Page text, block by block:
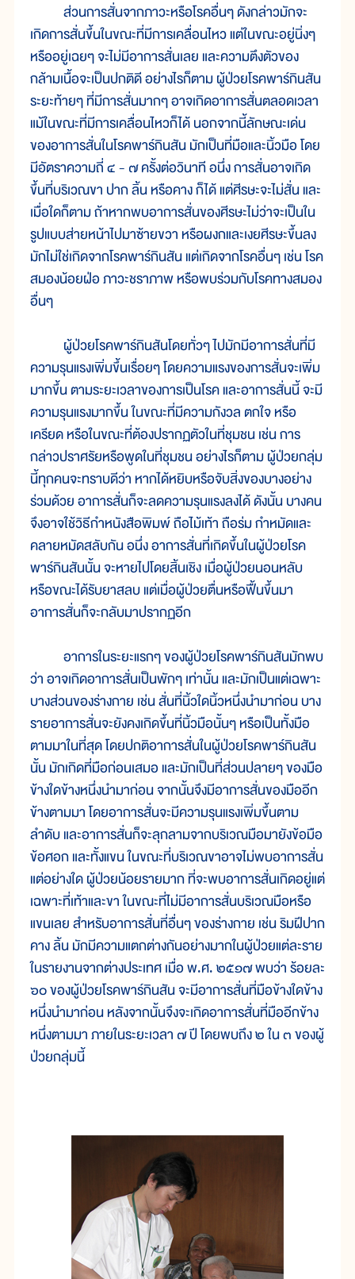
ส่วนการสั่นจากภาวะหรือโรคอื่นๆ ดังกล่าวมักจะ
เกิดการสั่นขึ้นในขณะที่มีการเคลื่อนไหว แต่ในขณะอยู่นิ่งๆ
หรืออยู่เฉยๆ จะไม่มีอาการสั่นเลย และความตึงตัวของ
กล้ามเนื้อจะเป็นปกติดี อย่างไรก็ตาม ผู้ป่วยโรคพาร์กินสัน
ระยะท้ายๆ ที่มีการสั่นมากๆ อาจเกิดอาการสั่นตลอดเวลา
แม้ในขณะที่มีการเคลื่อนไหวก็ได้ นอกจากนี้ลักษณะเด่น
ของอาการสั่นในโรคพาร์กินสัน มักเป็นที่มือและนิ้วมือ โดย
มีอัตราความถี่ ๔ - ๗ ครั้งต่อวินาที อนึ่ง การสั่นอาจเกิด
ขึ้นที่บริเวณขา ปาก ลิ้น หรือคาง ก็ได้ แต่ศีรษะจะไม่สั่น และ
เมื่อใดก็ตาม ถ้าหากพบอาการสั่นของศีรษะไม่ว่าจะเป็นใน
รูปแบบส่ายหน้าไปมาซ้ายขวา หรือผงกและเงยศีรษะขึ้นลง
มักไม่ใช่เกิดจากโรคพาร์กินสัน แต่เกิดจากโรคอื่นๆ เช่น โรค
สมองน้อยฝ่อ ภาวะชราภาพ หรือพบร่วมกับโรคทางสมอง
อื่นๆ
ผู้ป่วยโรคพาร์กินสันโดยทั่วๆ ไปมักมีอาการสั่นที่มี
ความรุนแรงเพิ่มขึ้นเรื่อยๆ โดยความแรงของการสั่นจะเพิ่ม
มากขึ้น ตามระยะเวลาของการเป็นโรค และอาการสั่นนี้ จะมี
ความรุนแรงมากขึ้น ในขณะที่มีความกังวล ตกใจ หรือ
เครียด หรือในขณะที่ต้องปรากฏตัวในที่ชุมชน เช่น การ
กล่าวปราศรัยหรือพูดในที่ชุมชน อย่างไรก็ตาม ผู้ป่วยกลุ่ม
นี้ทุกคนจะทราบดีว่า หากได้หยิบหรือจับสิ่งของบางอย่าง
ร่วมด้วย อาการสั่นก็จะลดความรุนแรงลงได้ ดังนั้น บางคน
จึงอาจใช้วิธีกำหนังสือพิมพ์ ถือไม้เท้า ถือร่ม กำหมัดและ
คลายหมัดสลับกัน อนึ่ง อาการสั่นที่เกิดขึ้นในผู้ป่วยโรค
พาร์กินสันนั้น จะหายไปโดยสิ้นเชิง เมื่อผู้ป่วยนอนหลับ
หรือขณะได้รับยาสลบ แต่เมื่อผู้ป่วยตื่นหรือฟื้นขึ้นมา
อาการสั่นก็จะกลับมาปรากฏอีก
อาการในระยะแรกๆ ของผู้ป่วยโรคพาร์กินสันมักพบ
ว่า อาจเกิดอาการสั่นเป็นพักๆ เท่านั้น และมักเป็นแต่เฉพาะ
บางส่วนของร่างกาย เช่น สั่นที่นิ้วใดนิ้วหนึ่งนำมาก่อน บาง
รายอาการสั่นจะยังคงเกิดขึ้นที่นิ้วมือนั้นๆ หรือเป็นทั้งมือ
ตามมาในที่สุด โดยปกติอาการสั่นในผู้ป่วยโรคพาร์กินสัน
นั้น มักเกิดที่มือก่อนเสมอ และมักเป็นที่ส่วนปลายๆ ของมือ
ข้างใดข้างหนึ่งนำมาก่อน จากนั้นจึงมีอาการสั่นของมืออีก
ข้างตามมา โดยอาการสั่นจะมีความรุนแรงเพิ่มขึ้นตาม
ลำดับ และอาการสั่นก็จะลุกลามจากบริเวณมือมายังข้อมือ
ข้อศอก และทั้งแขน ในขณะที่บริเวณขาอาจไม่พบอาการสั่น
แต่อย่างใด ผู้ป่วยน้อยรายมาก ที่จะพบอาการสั่นเกิดอยู่แต่
เฉพาะที่เท้าและขา ในขณะที่ไม่มีอาการสั่นบริเวณมือหรือ
แขนเลย สำหรับอาการสั่นที่อื่นๆ ของร่างกาย เช่น ริมฝีปาก
คาง ลิ้น มักมีความแตกต่างกันอย่างมากในผู้ป่วยแต่ละราย
ในรายงานจากต่างประเทศ เมื่อ พ.ศ. ๒๕๑๗ พบว่า ร้อยละ
๖๐ ของผู้ป่วยโรคพาร์กินสัน จะมีอาการสั่นที่มือข้างใดข้าง
หนึ่งนำมาก่อน หลังจากนั้นจึงจะเกิดอาการสั่นที่มืออีกข้าง
หนึ่งตามมา ภายในระยะเวลา ๗ ปี โดยพบถึง ๒ ใน ๓ ของผู้
ป่วยกลุ่มนี้